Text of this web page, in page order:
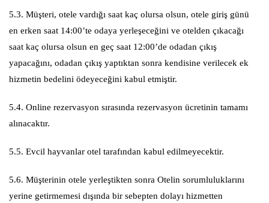
5.3. Müşteri, otele vardığı saat kaç olursa olsun, otele giriş günü
en erken saat 14:00’te odaya yerleşeceğini ve otelden çıkacağı
saat kaç olursa olsun en geç saat 12:00’de odadan çıkış
yapacağını, odadan çıkış yaptıktan sonra kendisine verilecek ek
hizmetin bedelini ödeyeceğini kabul etmiştir.
5.4. Online rezervasyon sırasında rezervasyon ücretinin tamamı
alınacaktır.
5.5. Evcil hayvanlar otel tarafından kabul edilmeyecektir.
5.6. Müşterinin otele yerleştikten sonra Otelin sorumluluklarını
yerine getirmemesi dışında bir sebepten dolayı hizmetten